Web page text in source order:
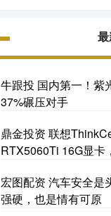
牛跟投 国内第一！紫
37%碾压对手
鼎金投资 联想
RTX5060Ti 16G显卡
宏图配资 汽车安全是
强硬，也是情有可原